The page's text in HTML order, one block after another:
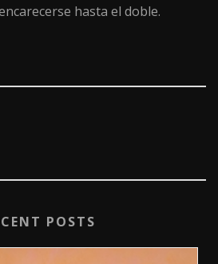
hasta el doble.
POSTS